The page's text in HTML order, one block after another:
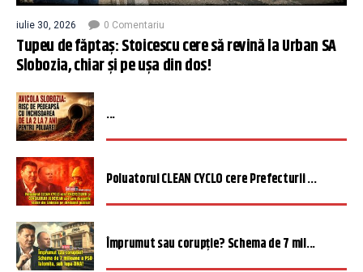
iulie 30, 2026 0 Comentariu
Tupeu de făptaș: Stoicescu cere să revină la Urban SA
Slobozia, chiar și pe ușa din dos!
...
Poluatorul CLEAN CYCLO cere Prefecturii ...
Împrumut sau corupție? Schema de 7 mil...